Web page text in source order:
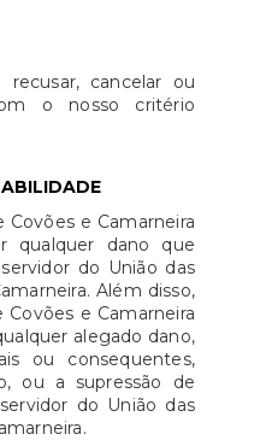
cancelar ou
o nosso critério
Covões e Camarneira
qualquer dano que
do União das
Além disso,
Covões e Camarneira
alegado dano,
ou consequentes,
ou a supressão de
do União das